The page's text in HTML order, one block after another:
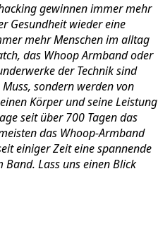
gewinnen immer mehr
Gesundheit wieder eine
mehr Menschen im alltag
das Whoop Armband oder
der Technik sind
sondern werden von
Körper und seine Leistung
seit über 700 Tagen das
das Whoop-Armband
einiger Zeit eine spannende
Lass uns einen Blick